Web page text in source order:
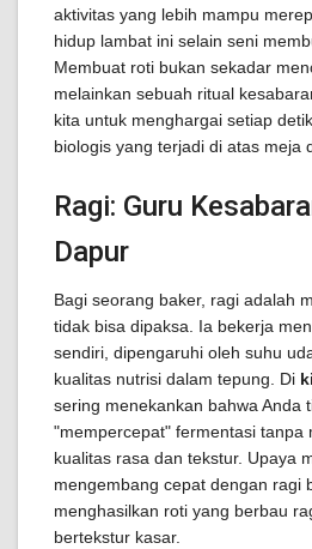
aktivitas yang lebih mampu
hidup lambat ini selain seni
Membuat roti bukan sekadar
melainkan sebuah ritual
kita untuk menghargai setiap
biologis yang terjadi di atas meja
Ragi: Guru
Dapur
Bagi seorang baker, ragi adalah
tidak bisa dipaksa. Ia bekerja
sendiri, dipengaruhi oleh suhu
kualitas nutrisi dalam tepung. Di
sering menekankan bahwa Anda
"mempercepat" fermentasi tanpa
kualitas rasa dan tekstur. Upaya
mengembang cepat dengan ragi
menghasilkan roti yang berbau
bertekstur kasar.